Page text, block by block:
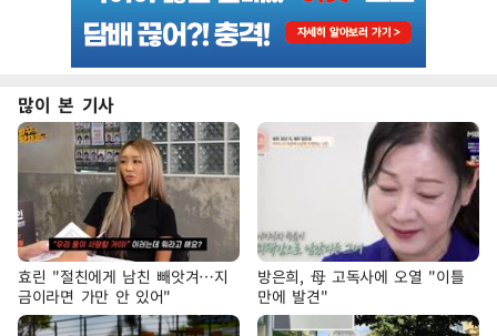
많이 본 기사
효린 "절친에게 남친 빼앗겨…지
금이라면 가만 안 있어"
방은희, 母 고독사에 오열 "이틀
만에 발견"